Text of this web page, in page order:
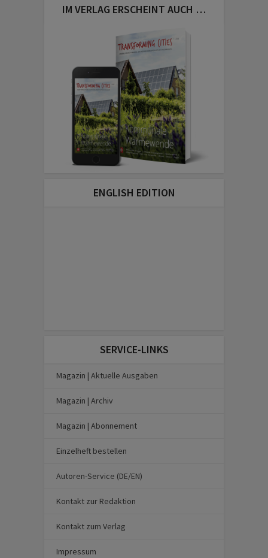
IM VERLAG ERSCHEINT AUCH …
ENGLISH EDITION
SERVICE-LINKS
Magazin | Aktuelle Ausgaben
Magazin | Archiv
Magazin | Abonnement
Einzelheft bestellen
Autoren-Service (DE/EN)
Kontakt zur Redaktion
Kontakt zum Verlag
Impressum